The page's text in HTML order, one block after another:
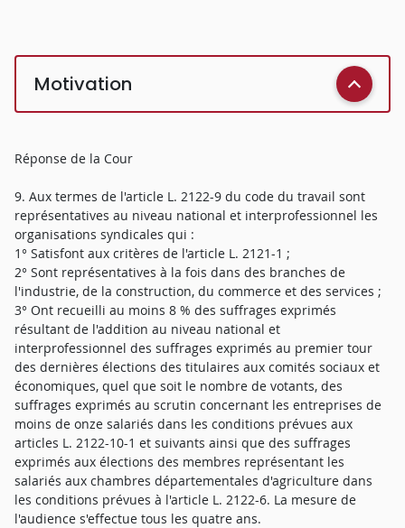
Motivation
Réponse de la Cour
9. Aux termes de l'article L. 2122-9 du code du travail sont
représentatives au niveau national et interprofessionnel les
organisations syndicales qui :
1° Satisfont aux critères de l'article L. 2121-1 ;
2° Sont représentatives à la fois dans des branches de
l'industrie, de la construction, du commerce et des services ;
3° Ont recueilli au moins 8 % des suffrages exprimés
résultant de l'addition au niveau national et
interprofessionnel des suffrages exprimés au premier tour
des dernières élections des titulaires aux comités sociaux et
économiques, quel que soit le nombre de votants, des
suffrages exprimés au scrutin concernant les entreprises de
moins de onze salariés dans les conditions prévues aux
articles L. 2122-10-1 et suivants ainsi que des suffrages
exprimés aux élections des membres représentant les
salariés aux chambres départementales d'agriculture dans
les conditions prévues à l'article L. 2122-6. La mesure de
l'audience s'effectue tous les quatre ans.